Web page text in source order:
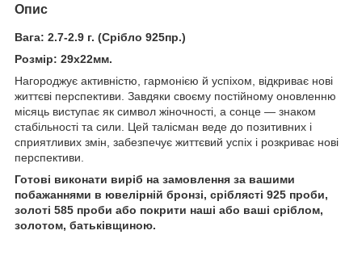
Опис
Вага: 2.7-2.9 г. (Срібло 925пр.)
Розмір: 29х22мм.
Нагороджує активністю, гармонією й успіхом, відкриває нові
життєві перспективи. Завдяки своєму постійному оновленню
місяць виступає як символ жіночності, а сонце — знаком
стабільності та сили. Цей талісман веде до позитивних і
сприятливих змін, забезпечує життєвий успіх і розкриває нові
перспективи.
Готові виконати виріб на замовлення за вашими
побажаннями в ювелірній бронзі, сріблясті 925 проби,
золоті 585 проби або покрити наші або ваші сріблом,
золотом, батьківщиною.